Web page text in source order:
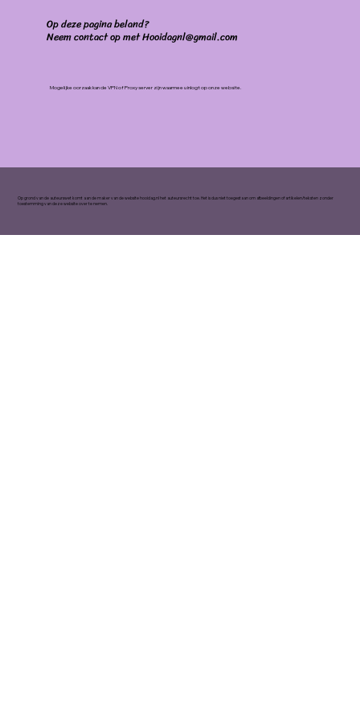
Op deze pagina beland?
Neem contact op met Hooidagnl@gmail.com
Mogelijke oorzaak kan de VPN of Proxy server zijn waarmee u inlogt op onze website.
Op grond van de auteurswet komt aan de maker van de website hooidag.nl het auteursrecht toe. Het is dus niet toegestaan om afbeeldingen of artikelen/teksten zonder
toestemming van deze website over te nemen.